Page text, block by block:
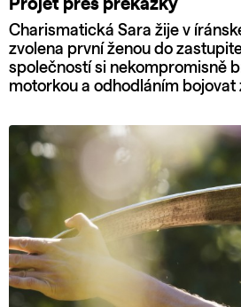
Projet přes překážky
Charismatická Sara žije v
zvolena první ženou do
společností si nekompromisně
motorkou a odhodláním bojovat